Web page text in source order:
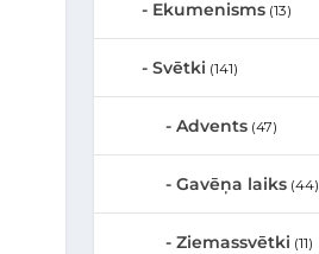
Ekumenisms (13)
Svētki (141)
Advents (47)
Gavēņa laiks (44)
Ziemassvētki (11)